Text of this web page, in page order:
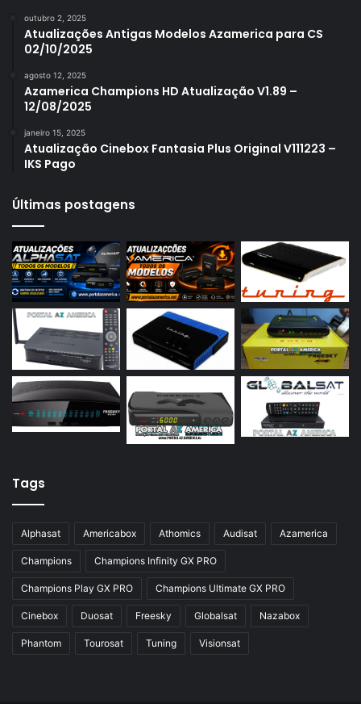
Azamerica S1006 Plus
Azamerica S1007 New
Azamerica S1007 Plus
Azamerica S1009
Azamerica S2005
Azamerica S2015
Azamerica S922
Azamerica S922 Mini
Azamerica S928
Azamerica Silver
Azamerica Silver GX PRO
Azamerica Silver IPTV
Azfox
Azgold
Azplus
Azsat
outubro 2, 2025
Atualizações Antigas Modelos Azamerica para CS
02/10/2025
agosto 12, 2025
Azamerica Champions HD Atualização V1.89 –
12/08/2025
janeiro 15, 2025
Atualização Cinebox Fantasia Plus Original V111223 –
IKS Pago
Últimas postagens
Tags
Alphasat Americabox Athomics Audisat Azamerica
Champions Champions Infinity GX PRO
Champions Play GX PRO Champions Ultimate GX PRO
Cinebox Duosat Freesky Globalsat Nazabox
Phantom Tourosat Tuning Visionsat